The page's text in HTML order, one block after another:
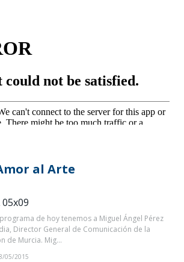
al Arte
05x09
de hoy tenemos a Miguel Ángel Pérez
Director General de Comunicación de la
de Murcia. Mig...
05/2015